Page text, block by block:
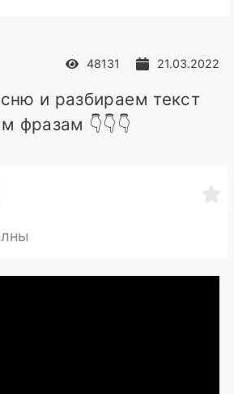
48131 21.03.2022
и разбираем текст
фразам 👇👇👇